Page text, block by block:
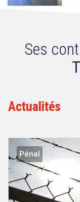
Rechercher
Ses
Actualités
Pénal